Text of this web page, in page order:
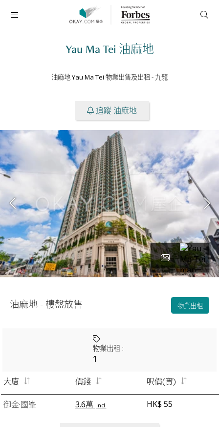
Yau Ma Tei 油麻地
油麻地 Yau Ma Tei 物業出售及出租 - 九龍
追蹤 油麻地
油麻地 - 樓盤放售 物業出租
物業出租 :
1
大廈 價錢 呎價(實)
御金·國峯 3.6萬 Incl. HK$ 55